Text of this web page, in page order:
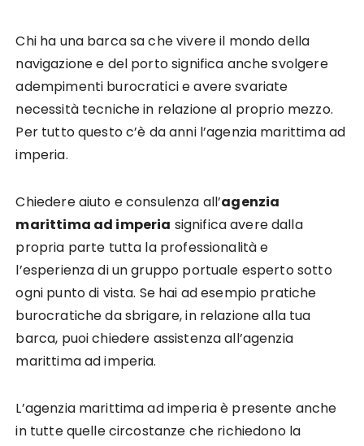
Chi ha una barca sa che vivere il mondo della
navigazione e del porto significa anche svolgere
adempimenti burocratici e avere svariate
necessità tecniche in relazione al proprio mezzo.
Per tutto questo c’è da anni l’agenzia marittima ad
imperia.
Chiedere aiuto e consulenza all’agenzia
marittima ad imperia significa avere dalla
propria parte tutta la professionalità e
l’esperienza di un gruppo portuale esperto sotto
ogni punto di vista. Se hai ad esempio pratiche
burocratiche da sbrigare, in relazione alla tua
barca, puoi chiedere assistenza all’agenzia
marittima ad imperia.
L’agenzia marittima ad imperia è presente anche
in tutte quelle circostanze che richiedono la